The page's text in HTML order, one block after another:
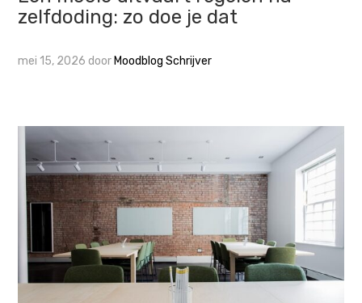
zelfdoding: zo doe je dat
mei 15, 2026 door Moodblog Schrijver